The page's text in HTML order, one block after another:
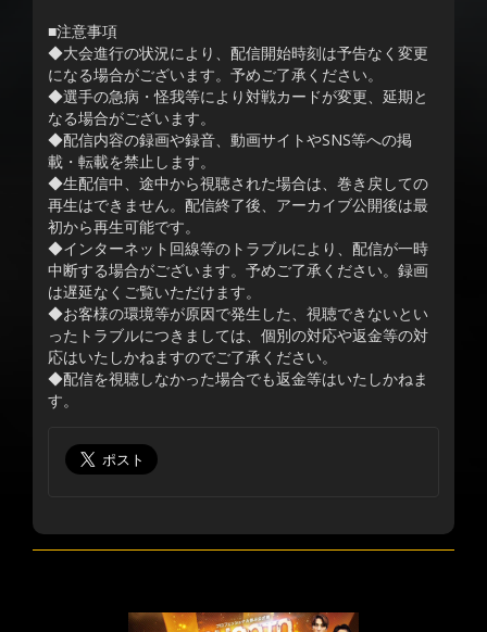
■注意事項
◆大会進行の状況により、配信開始時刻は予告なく変更
になる場合がございます。予めご了承ください。
◆選手の急病・怪我等により対戦カードが変更、延期と
なる場合がございます。
◆配信内容の録画や録音、動画サイトやSNS等への掲
載・転載を禁止します。
◆生配信中、途中から視聴された場合は、巻き戻しての
再生はできません。配信終了後、アーカイブ公開後は最
初から再生可能です。
◆インターネット回線等のトラブルにより、配信が一時
中断する場合がございます。予めご了承ください。録画
は遅延なくご覧いただけます。
◆お客様の環境等が原因で発生した、視聴できないとい
ったトラブルにつきましては、個別の対応や返金等の対
応はいたしかねますのでご了承ください。
◆配信を視聴しなかった場合でも返金等はいたしかねま
す。